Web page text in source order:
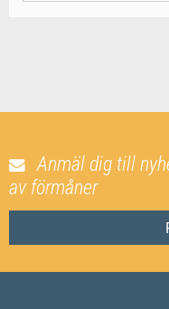
Anmäl dig till
av förmåner